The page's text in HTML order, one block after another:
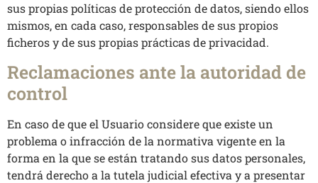
sus propias políticas de protección de datos, siendo ellos
mismos, en cada caso, responsables de sus propios
ficheros y de sus propias prácticas de privacidad.
Reclamaciones ante la autoridad de
control
En caso de que el Usuario considere que existe un
problema o infracción de la normativa vigente en la
forma en la que se están tratando sus datos personales,
tendrá derecho a la tutela judicial efectiva y a presentar